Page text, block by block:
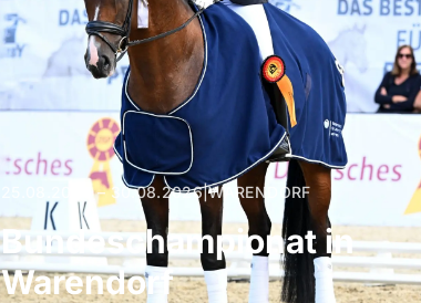
25.08.2026 – 30.08.2026|WARENDORF
Bundeschampionat in
Warendorf